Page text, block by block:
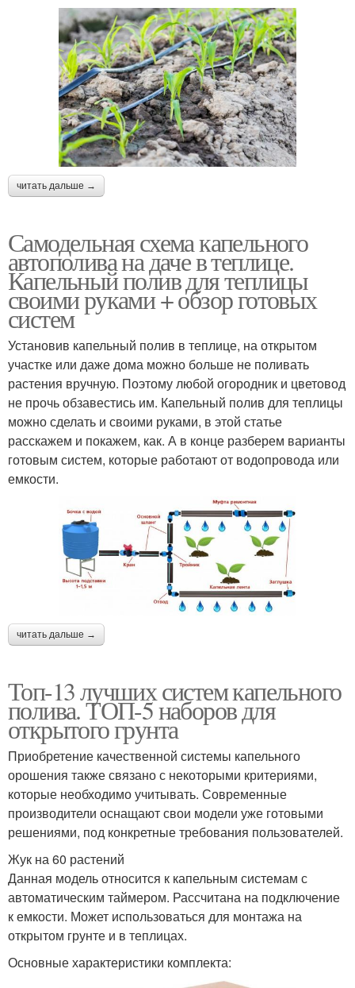
читать дальше →
Самодельная схема капельного
автополива на даче в теплице.
Капельный полив для теплицы
своими руками + обзор готовых
систем
Установив капельный полив в теплице, на открытом
участке или даже дома можно больше не поливать
растения вручную. Поэтому любой огородник и цветовод
не прочь обзавестись им. Капельный полив для теплицы
можно сделать и своими руками, в этой статье
расскажем и покажем, как. А в конце разберем варианты
готовым систем, которые работают от водопровода или
емкости.
читать дальше →
Топ-13 лучших систем капельного
полива. ТОП-5 наборов для
открытого грунта
Приобретение качественной системы капельного
орошения также связано с некоторыми критериями,
которые необходимо учитывать. Современные
производители оснащают свои модели уже готовыми
решениями, под конкретные требования пользователей.
Жук на 60 растений
Данная модель относится к капельным системам с
автоматическим таймером. Рассчитана на подключение
к емкости. Может использоваться для монтажа на
открытом грунте и в теплицах.
Основные характеристики комплекта: